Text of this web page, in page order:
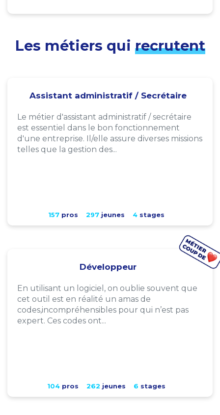
Les métiers qui recrutent
Assistant administratif / Secrétaire
Le métier d'assistant administratif / secrétaire
est essentiel dans le bon fonctionnement
d'une entreprise. Il/elle assure diverses missions
telles que la gestion des...
157pros 297jeunes 4stages
Développeur
En utilisant un logiciel, on oublie souvent que
cet outil est en réalité un amas de
codes,incompréhensibles pour qui n’est pas
expert. Ces codes ont...
104pros 262 jeunes 6 stages